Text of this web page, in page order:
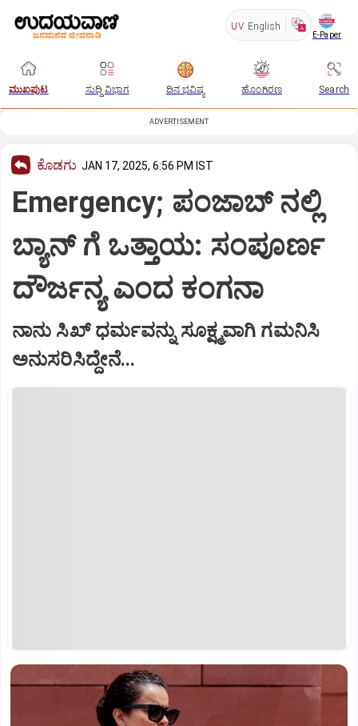
UV English
E-Paper
ಮುಖಪುಟ ಸುದ್ದಿ ವಿಭಾಗ ದಿನ ಭವಿಷ್ಯ ಹೊಂಗಿರಣ Search
ADVERTISEMENT
ಕೊಡಗು JAN 17, 2025, 6:56 PM IST
Emergency; ಪಂಜಾಬ್ ನಲ್ಲಿ
ಬ್ಯಾನ್ ಗೆ ಒತ್ತಾಯ: ಸಂಪೂರ್ಣ
ದೌರ್ಜನ್ಯ ಎಂದ ಕಂಗನಾ
ನಾನು ಸಿಖ್ ಧರ್ಮವನ್ನು ಸೂಕ್ಷ್ಮವಾಗಿ ಗಮನಿಸಿ
ಅನುಸರಿಸಿದ್ದೇನೆ...